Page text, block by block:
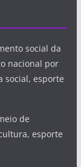
social da
nacional por
social, esporte
de
esporte